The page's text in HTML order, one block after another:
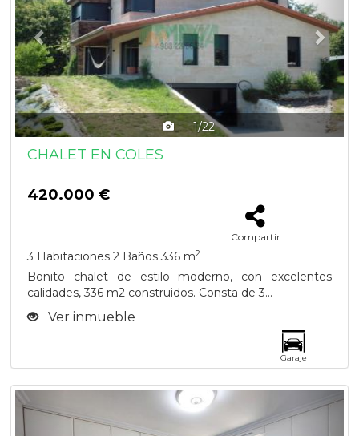
1/22
CHALET EN COLES
420.000 €
Compartir
3 Habitaciones 2 Baños 336 m2
Bonito chalet de estilo moderno, con excelentes
calidades, 336 m2 construidos. Consta de 3...
Ver inmueble
Garaje
Next